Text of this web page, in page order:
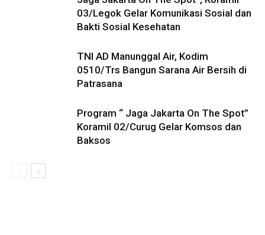
03/Legok Gelar Komunikasi Sosial dan
Bakti Sosial Kesehatan
TNI AD Manunggal Air, Kodim
0510/Trs Bangun Sarana Air Bersih di
Patrasana
Program “ Jaga Jakarta On The Spot”
Koramil 02/Curug Gelar Komsos dan
Baksos